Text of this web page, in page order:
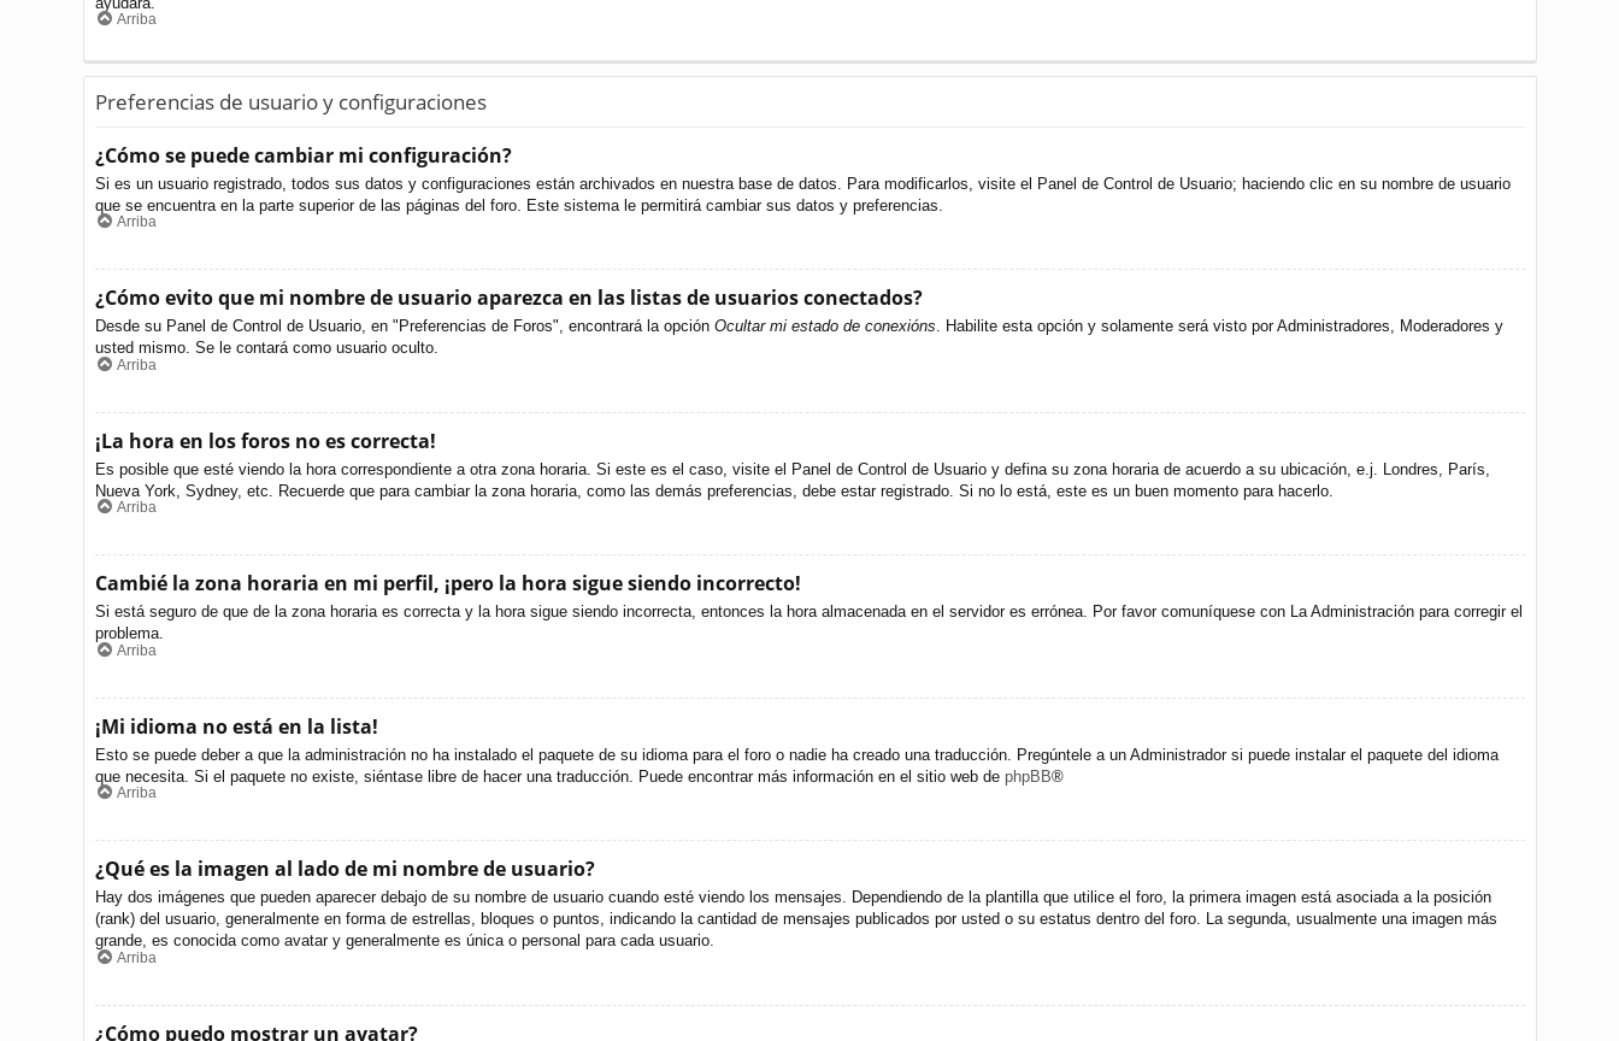
Arriba
Preferencias de usuario y configuraciones
¿Cómo se puede cambiar mi configuración?
Si es un usuario registrado, todos sus datos y configuraciones están archivados en nuestra base de datos. Para modificarlos, visite el Panel de Control de Usuario; haciendo clic en su nombre de usuario
que se encuentra en la parte superior de las páginas del foro. Este sistema le permitirá cambiar sus datos y preferencias.
Arriba
¿Cómo evito que mi nombre de usuario aparezca en las listas de usuarios conectados?
Desde su Panel de Control de Usuario, en "Preferencias de Foros", encontrará la opción Ocultar mi estado de conexións. Habilite esta opción y solamente será visto por Administradores, Moderadores y
usted mismo. Se le contará como usuario oculto.
Arriba
¡La hora en los foros no es correcta!
Es posible que esté viendo la hora correspondiente a otra zona horaria. Si este es el caso, visite el Panel de Control de Usuario y defina su zona horaria de acuerdo a su ubicación, e.j. Londres, París,
Nueva York, Sydney, etc. Recuerde que para cambiar la zona horaria, como las demás preferencias, debe estar registrado. Si no lo está, este es un buen momento para hacerlo.
Arriba
Cambié la zona horaria en mi perfil, ¡pero la hora sigue siendo incorrecto!
Si está seguro de que de la zona horaria es correcta y la hora sigue siendo incorrecta, entonces la hora almacenada en el servidor es errónea. Por favor comuníquese con La Administración para corregir el
problema.
Arriba
¡Mi idioma no está en la lista!
Esto se puede deber a que la administración no ha instalado el paquete de su idioma para el foro o nadie ha creado una traducción. Pregúntele a un Administrador si puede instalar el paquete del idioma
que necesita. Si el paquete no existe, siéntase libre de hacer una traducción. Puede encontrar más información en el sitio web de phpBB®
Arriba
¿Qué es la imagen al lado de mi nombre de usuario?
Hay dos imágenes que pueden aparecer debajo de su nombre de usuario cuando esté viendo los mensajes. Dependiendo de la plantilla que utilice el foro, la primera imagen está asociada a la posición
(rank) del usuario, generalmente en forma de estrellas, bloques o puntos, indicando la cantidad de mensajes publicados por usted o su estatus dentro del foro. La segunda, usualmente una imagen más
grande, es conocida como avatar y generalmente es única o personal para cada usuario.
Arriba
¿Cómo puedo mostrar un avatar?